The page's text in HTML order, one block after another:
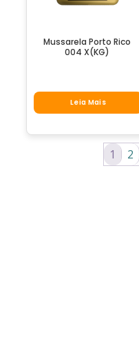
Mussarela Porto Rico
004 X(KG)
Leia Mais
1 2